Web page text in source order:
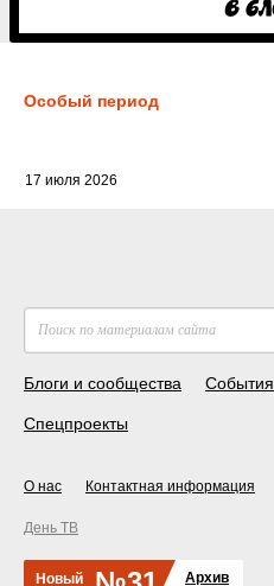
Особый период
17 июля 2026
Блоги и сообщества События
Спецпроекты
О нас Контактная информация
День ТВ
Новый
Архив